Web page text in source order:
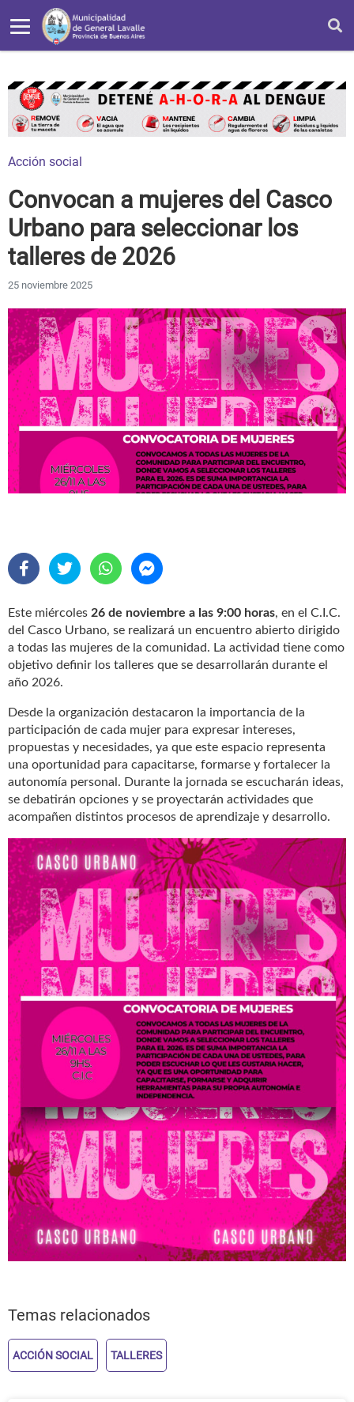
Acción social
Convocan a mujeres del Casco
Urbano para seleccionar los
talleres de 2026
25 noviembre 2025
Este miércoles 26 de noviembre a las 9:00 horas, en el C.I.C.
del Casco Urbano, se realizará un encuentro abierto dirigido
a todas las mujeres de la comunidad. La actividad tiene como
objetivo definir los talleres que se desarrollarán durante el
año 2026.
Desde la organización destacaron la importancia de la
participación de cada mujer para expresar intereses,
propuestas y necesidades, ya que este espacio representa
una oportunidad para capacitarse, formarse y fortalecer la
autonomía personal. Durante la jornada se escucharán ideas,
se debatirán opciones y se proyectarán actividades que
acompañen distintos procesos de aprendizaje y desarrollo.
Temas relacionados
ACCIÓN SOCIAL TALLERES